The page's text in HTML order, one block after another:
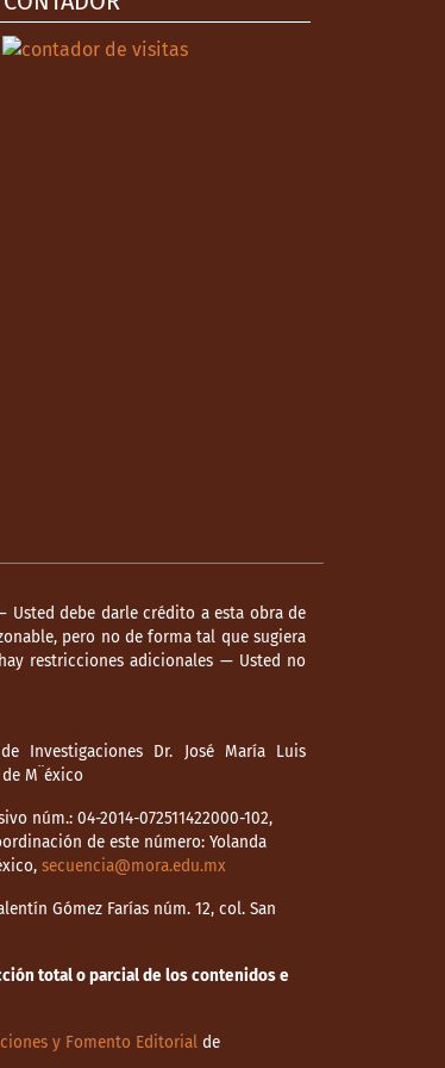
Usted debe darle crédito a esta obra de
pero no de forma tal que sugiera
restricciones adicionales — Usted no
Investigaciones Dr. José María Luis
M¨éxico
núm.: 04-2014-072511422000-102,
de este número: Yolanda
secuencia@mora.edu.mx
Gómez Farías núm. 12, col. San
total o parcial de los contenidos e
y Fomento Editorial de